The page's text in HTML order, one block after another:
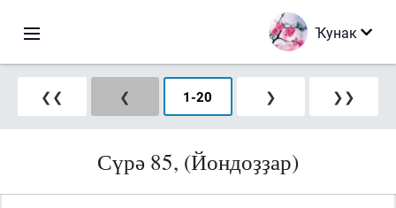
Ҡунак
❮❮ ❮ 1-20 ❯ ❯❯
Сүрә 85, (Йондоҙҙар)